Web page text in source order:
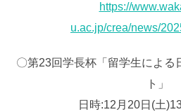
https://
u.ac.jp/crea/news/
〇第23回学長杯「留学生による
ト」
日時:12月20日(土